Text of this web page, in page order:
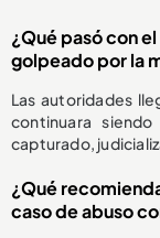
¿Qué pasó con
golpeado por la
Las autoridades
continuara
capturado,
¿Qué
caso de abuso